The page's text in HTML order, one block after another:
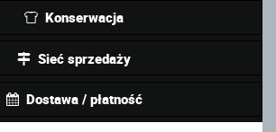
Konserwacja
Sieć sprzedaży
Dostawa / płatność